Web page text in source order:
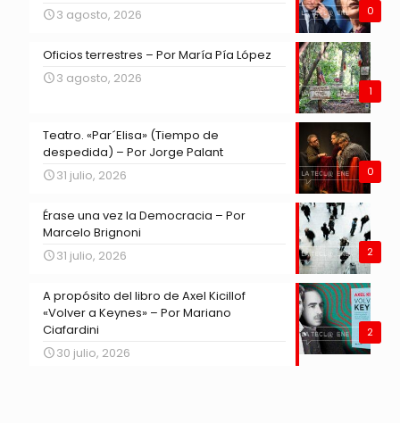
0
3 agosto, 2026
1
Oficios terrestres – Por María Pía López
3 agosto, 2026
0
Teatro. «Par´Elisa» (Tiempo de
despedida) – Por Jorge Palant
31 julio, 2026
2
Érase una vez la Democracia – Por
Marcelo Brignoni
31 julio, 2026
2
A propósito del libro de Axel Kicillof
«Volver a Keynes» – Por Mariano
Ciafardini
30 julio, 2026